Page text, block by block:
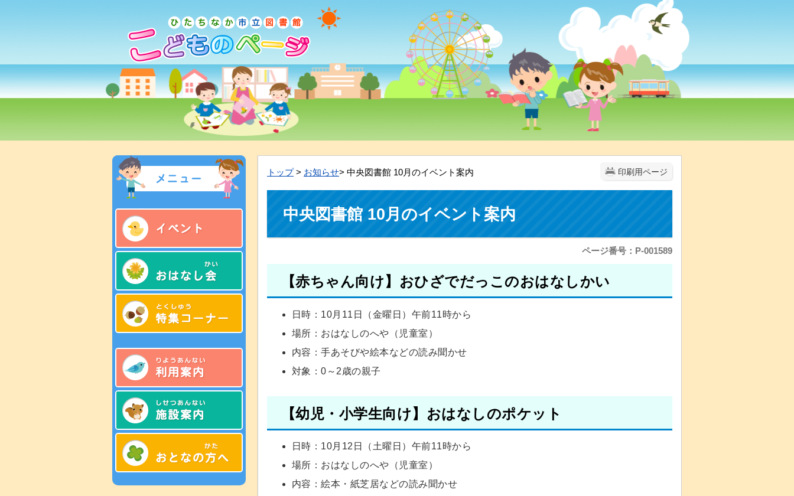
印刷用ページ
トップ> お知らせ> 中央図書館 10月のイベント案内
中央図書館 10月のイベント案内
ページ番号：P-001589
【赤ちゃん向け】おひざでだっこのおはなしかい
日時：10月11日（金曜日）午前11時から
場所：おはなしのへや（児童室）
内容：手あそびや絵本などの読み聞かせ
対象：0～2歳の親子
【幼児・小学生向け】おはなしのポケット
日時：10月12日（土曜日）午前11時から
場所：おはなしのへや（児童室）
内容：絵本・紙芝居などの読み聞かせ